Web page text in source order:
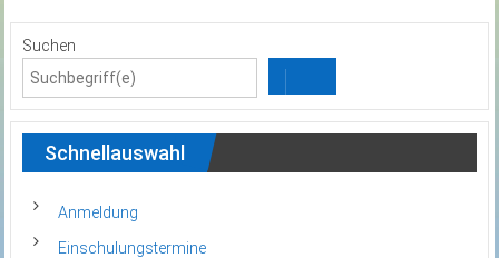
Suchen
Schnellauswahl
Anmeldung
Einschulungstermine